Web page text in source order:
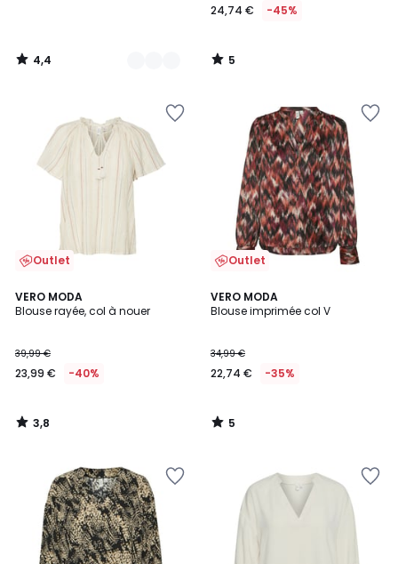
4,4
/
24,74 € -45%
5
/
Outlet
VERO MODA
Blouse rayée, col à nouer
39,99 €
23,99 € -40%
3,8
/ 5
3,8
/
Outlet
VERO MODA
Blouse imprimée col V
34,99 €
22,74 € -35%
5
/
5
/